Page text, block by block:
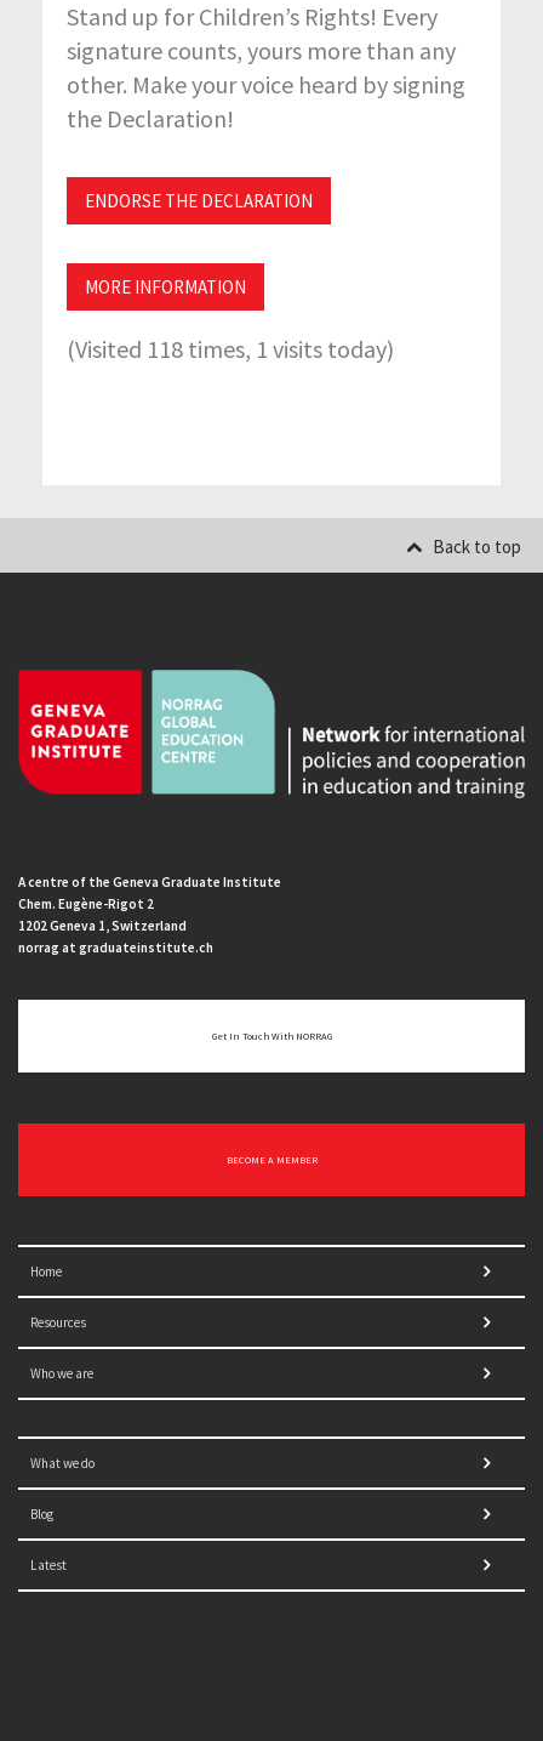
Stand up for Children’s Rights! Every
signature counts, yours more than any
other. Make your voice heard by signing
the Declaration!
ENDORSE THE DECLARATION
MORE INFORMATION
(Visited 118 times, 1 visits today)
Back to top
A centre of the Geneva Graduate Institute
Chem. Eugène-Rigot 2
1202 Geneva 1, Switzerland
norrag at graduateinstitute.ch
Get In Touch With NORRAG
BECOME A MEMBER
Home
Resources
Who we are
What we do
Blog
Latest